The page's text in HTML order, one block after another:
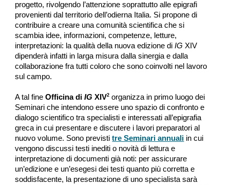
progetto, rivolgendo l’attenzione soprattutto alle epigrafi
provenienti dal territorio dell’odierna Italia. Si propone di
contribuire a creare una comunità scientifica che si
scambia idee, informazioni, competenze, letture,
interpretazioni: la qualità della nuova edizione diIG XIV
dipenderà infatti in larga misura dalla sinergia e dalla
collaborazione fra tutti coloro che sono coinvolti nel lavoro
sul campo.
A tal fineOfficina diIG XIV2 organizza in primo luogo dei
Seminari che intendono essere uno spazio di confronto e
dialogo scientifico tra specialisti e interessati all’epigrafia
greca in cui presentare e discutere i lavori preparatori al
nuovo volume. Sono previsti tre Seminari annuali in cui
vengono discussi testi inediti o novità di lettura e
interpretazione di documenti già noti: per assicurare
un’edizione e un’esegesi dei testi quanto più corretta e
soddisfacente, la presentazione di uno specialista sarà